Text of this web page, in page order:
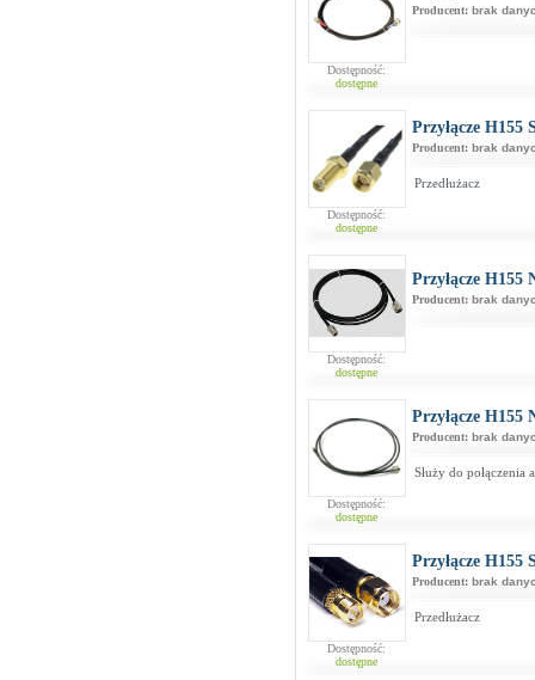
Dostępność:
dostępne
Producent: brak
Dostępność:
dostępne
Przyłącze
Producent: brak
Przedłużacz
Dostępność:
dostępne
Przyłącze
Producent: brak
Dostępność:
dostępne
Przyłącze
Producent: brak
Służy do
Dostępność:
dostępne
Przyłącze
Producent: brak
Przedłużacz